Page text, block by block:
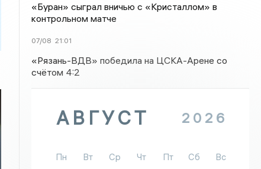
«Буран» сыграл вничью с «Кристаллом» в
контрольном матче
07/08 21:01
«Рязань-ВДВ» победила на ЦСКА-Арене со
счётом 4:2
АВГУСТ 2026
Пн Вт Ср Чт Пт Сб
Вс